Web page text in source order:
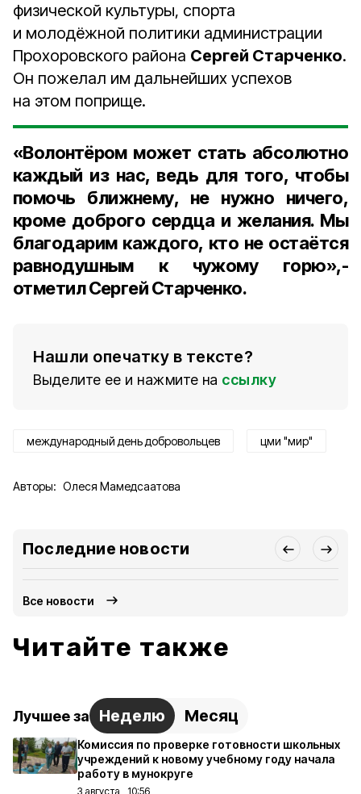
физической культуры, спорта
и молодёжной политики администрации
Прохоровского района Сергей Старченко.
Он пожелал им дальнейших успехов
на этом поприще.
«Волонтёром может стать абсолютно
каждый из нас, ведь для того, чтобы
помочь ближнему, не нужно ничего,
кроме доброго сердца и желания. Мы
благодарим каждого, кто не остаётся
равнодушным к чужому горю»,-
отметил Сергей Старченко.
Нашли опечатку в тексте?
Выделите ее и нажмите на ссылку
международный день добровольцев цми "мир"
Авторы: Олеся Мамедсаатова
Последние новости
Все новости
Читайте также
Лучшее за Неделю Месяц
Комиссия по проверке готовности школьных
учреждений к новому учебному году начала
работу в мунокруге
3 августа , 10:56